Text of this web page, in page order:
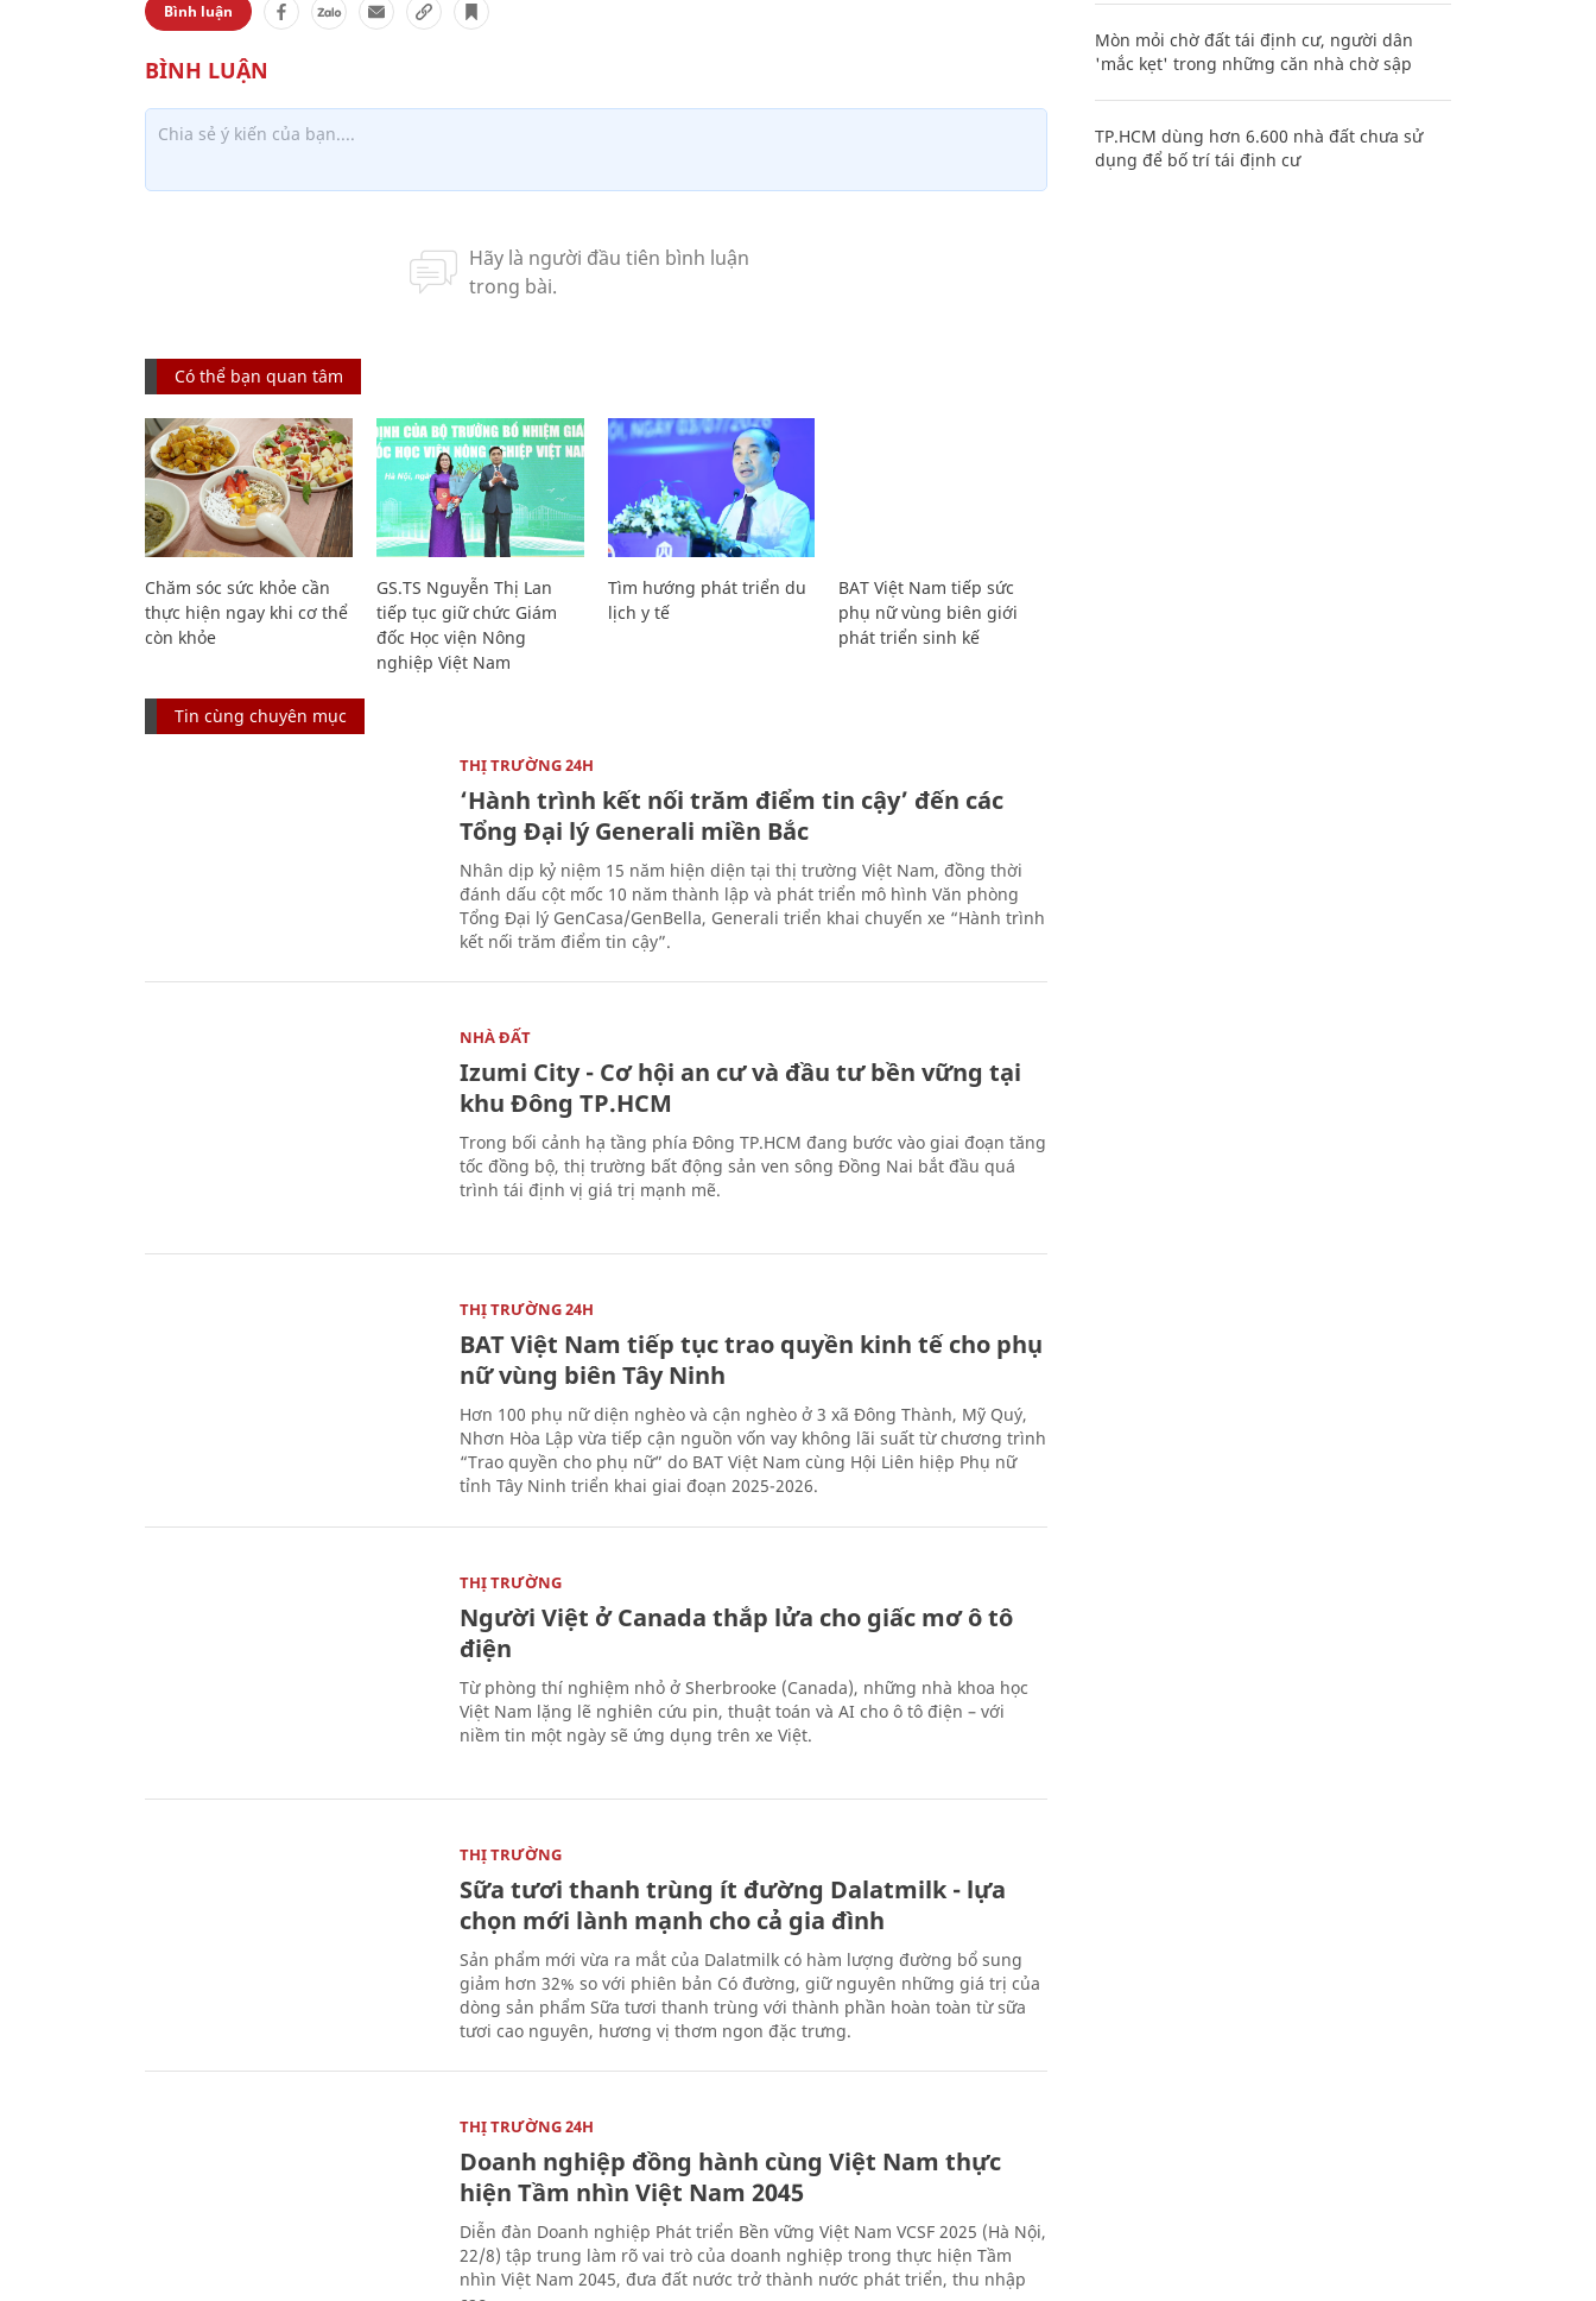
Bình luận
Có thể bạn quan tâm
Chăm sóc sức khỏe cần
thực hiện ngay khi cơ thể
còn khỏe
GS.TS Nguyễn Thị Lan
tiếp tục giữ chức Giám
đốc Học viện Nông
nghiệp Việt Nam
Tìm hướng phát triển du
lịch y tế
BAT Việt Nam tiếp sức
phụ nữ vùng biên giới
phát triển sinh kế
Tin cùng chuyên mục
THỊ TRƯỜNG 24H
‘Hành trình kết nối trăm điểm tin cậy’ đến các
Tổng Đại lý Generali miền Bắc
Nhân dịp kỷ niệm 15 năm hiện diện tại thị trường Việt Nam, đồng thời
đánh dấu cột mốc 10 năm thành lập và phát triển mô hình Văn phòng
Tổng Đại lý GenCasa/GenBella, Generali triển khai chuyến xe “Hành trình
kết nối trăm điểm tin cậy”.
NHÀ ĐẤT
Izumi City - Cơ hội an cư và đầu tư bền vững tại
khu Đông TP.HCM
Trong bối cảnh hạ tầng phía Đông TP.HCM đang bước vào giai đoạn tăng
tốc đồng bộ, thị trường bất động sản ven sông Đồng Nai bắt đầu quá
trình tái định vị giá trị mạnh mẽ.
THỊ TRƯỜNG 24H
BAT Việt Nam tiếp tục trao quyền kinh tế cho phụ
nữ vùng biên Tây Ninh
Hơn 100 phụ nữ diện nghèo và cận nghèo ở 3 xã Đông Thành, Mỹ Quý,
Nhơn Hòa Lập vừa tiếp cận nguồn vốn vay không lãi suất từ chương trình
“Trao quyền cho phụ nữ” do BAT Việt Nam cùng Hội Liên hiệp Phụ nữ
tỉnh Tây Ninh triển khai giai đoạn 2025-2026.
THỊ TRƯỜNG
Người Việt ở Canada thắp lửa cho giấc mơ ô tô
điện
Từ phòng thí nghiệm nhỏ ở Sherbrooke (Canada), những nhà khoa học
Việt Nam lặng lẽ nghiên cứu pin, thuật toán và AI cho ô tô điện – với
niềm tin một ngày sẽ ứng dụng trên xe Việt.
THỊ TRƯỜNG
Sữa tươi thanh trùng ít đường Dalatmilk - lựa
chọn mới lành mạnh cho cả gia đình
Sản phẩm mới vừa ra mắt của Dalatmilk có hàm lượng đường bổ sung
giảm hơn 32% so với phiên bản Có đường, giữ nguyên những giá trị của
dòng sản phẩm Sữa tươi thanh trùng với thành phần hoàn toàn từ sữa
tươi cao nguyên, hương vị thơm ngon đặc trưng.
THỊ TRƯỜNG 24H
Doanh nghiệp đồng hành cùng Việt Nam thực
hiện Tầm nhìn Việt Nam 2045
Diễn đàn Doanh nghiệp Phát triển Bền vững Việt Nam VCSF 2025 (Hà Nội,
22/8) tập trung làm rõ vai trò của doanh nghiệp trong thực hiện Tầm
nhìn Việt Nam 2045, đưa đất nước trở thành nước phát triển, thu nhập
Mòn mỏi chờ đất tái định cư, người dân
'mắc kẹt' trong những căn nhà chờ sập
TP.HCM dùng hơn 6.600 nhà đất chưa sử
dụng để bố trí tái định cư